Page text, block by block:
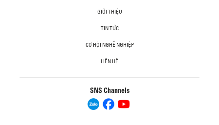
GIỚI THIỆU
TIN TỨC
CƠ HỘI NGHỀ NGHIỆP
LIÊN HỆ
SNS Channels